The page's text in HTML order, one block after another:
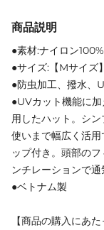
商品説明
●素材:ナイロン100%
●サイズ:【Mサイ
●防虫加工、撥水、
●UVカット機能に
用したハット。シ
使いまで幅広く活
ップ付き。頭部の
ンチレーションで通
●ベトナム製
【商品の購入にあ